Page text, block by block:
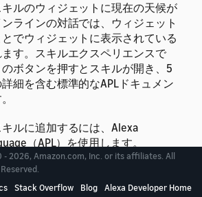
ルのウィジェットに現在の天候が
ラインの対話では、ウィジェット
でウィジェットに表示されている
す。スキルエクスペリエンスで
ボタンを押すとスキルが開き、5
細を含む標準的なAPLドキュメン
ルに追加するには、Alexa
（APL）を使用します。
- 2026, Amazon.com, Inc. or its affiliates. All
Stack Overflow Blog Alexa Developer Home